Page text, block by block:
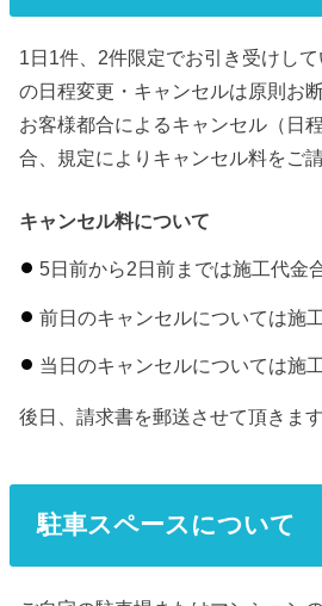
1日1件、2件限定でお引き受けし
の日程変更・キャンセルは原則お
お客様都合によるキャンセル（日
合、規定によりキャンセル料をご
キャンセル料について
5日前から2日前までは施工代金
前日のキャンセルについては施
当日のキャンセルについては施
後日、請求書を郵送させて頂きます
駐車スペースについて